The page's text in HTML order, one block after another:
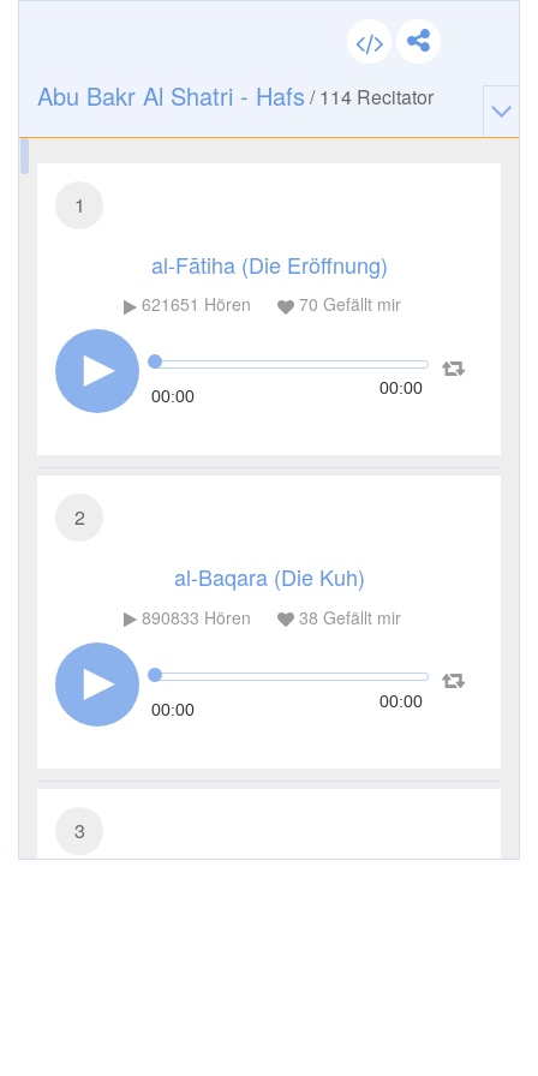
Abu Bakr Al Shatri - Hafs /114 Recitator
1
al-Fātiha (Die Eröffnung)
621651 Hören 70 Gefällt mir
00:00 00:00
2
al-Baqara (Die Kuh)
890833 Hören 38 Gefällt mir
00:00 00:00
3